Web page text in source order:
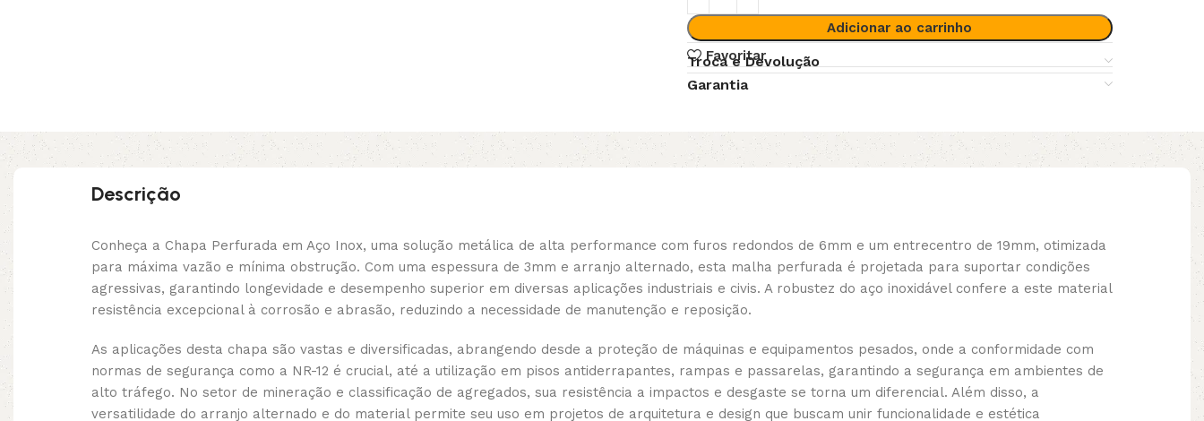
Adicionar ao carrinho
Favoritar
Troca e Devolução
Garantia
Descrição
Conheça a Chapa Perfurada em Aço Inox, uma solução metálica de alta performance com furos redondos de 6mm e um entrecentro de 19mm, otimizada
para máxima vazão e mínima obstrução. Com uma espessura de 3mm e arranjo alternado, esta malha perfurada é projetada para suportar condições
agressivas, garantindo longevidade e desempenho superior em diversas aplicações industriais e civis. A robustez do aço inoxidável confere a este material
resistência excepcional à corrosão e abrasão, reduzindo a necessidade de manutenção e reposição.
As aplicações desta chapa são vastas e diversificadas, abrangendo desde a proteção de máquinas e equipamentos pesados, onde a conformidade com
normas de segurança como a NR-12 é crucial, até a utilização em pisos antiderrapantes, rampas e passarelas, garantindo a segurança em ambientes de
alto tráfego. No setor de mineração e classificação de agregados, sua resistência a impactos e desgaste se torna um diferencial. Além disso, a
versatilidade do arranjo alternado e do material permite seu uso em projetos de arquitetura e design que buscam unir funcionalidade e estética